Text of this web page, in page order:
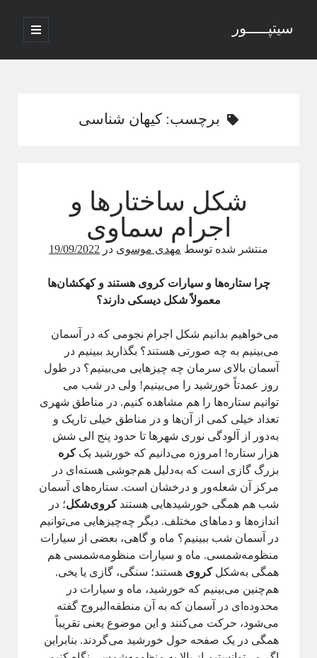
سیتپـــــور
باز
کردن
اصلی
نوار
درباره سامانه‌های پیچیده
منظور ما از پدیدارگی یا امرجنس در سیستم‌های پیچیده چیه؟
فلسفه ترکیب یا فرایند مکانیکی خلق یک اثر هنری
پاره شدن نخ‌های واسطه بین چند جرم آویزان
انتگرال لبگ
م. ع.در
چهارسال فیزیک!
چهارسال فیزیک!
در چهارسال فیزیک!
پر بازدیدترین نوشته‌ها
«روایتگری در علم»
چهارسال فیزیک!
پرسش‌های یک دانشجوی فیزیک!
لیسانس فیزیک با بیژامه!
جزر و مد چه جوری کار می‌کنه؟!
حکایت «سیستم‌های پیچیده» چیست؟!
سیستم‌های پیچیده: «ماهیت و ویژگی‌»
یادگیری «سیستم‌های پیچیده» رو از کجا و چه‌طور آغاز کنیم؟!
پیشنهادهایی برای دانشجویان تحصیلات تکمیلی، به‌ویژه برای سیستم‌های
پیچیده
آموزش آنلاین چه چیزی برای ما دارد؟!
مقدمه‌ای بر هندسه فرکتالی
برچسب: کیهان شناسی
شکل ساختارها و
اجرام سماوی
منتشر شده توسط مهدی موسوی در 19/09/2022
چرا ستاره‌ها و سیارات کروی هستند و کهکشان‌ها
معمولاً شکل دیسکی دارند؟
می‌خواهیم بدانیم شکل اجرام نجومی که در آسمان
می‌بینیم به چه صورتی هستند؟ بگذارید ببینیم در
آسمان بالای سرمان چه ‌چیزهایی می‌بینیم؟ در طول
روز عمدتاً خورشید را می‌بینیم! ولی در شب می
توانیم ستاره‌ها را هم مشاهده کنیم. در مناطق شهری
تعداد خیلی کمی از آن‌ها و در مناطق خیلی تاریک و
به‌دور از آلودگی نوری شهرها تا حدود پنج الی شش
هزار ستاره! امروزه می‌دانیم که خورشید یککره
بزرگ گازی است که ‌به‌دلیل هم‌جوشی هسته‌ای در
مرکز آن شعله‌ور و درخشان است. ستاره‌های آسمان
شب هم همگی خورشیدهایی هستندکروی‌شکل؛ در
اندازه‌ها و دماهای مختلف. دیگر چه‌چیزهایی می‌توانیم
در آسمان شب ببینیم؟ ماه و گاهی، بعضی‌ از سیارات
منظومه‌شمسی. ماه و سیارات منظومه‌شمسی هم
همگی به‌شکلکروی هستند؛ سنگی، گازی یا یخی.
هم‌چنین می‌بینیم که خورشید، ماه و سیارات در
محدوده‌ای در آسمان که به ‌آن منطقه‌البروج گفته
می‌شود، حرکت ‌می‌کنند و این موضوع یعنی تقریباً
همگی در یک صفحه حول خورشید می‌گردند.‌ بنابراین